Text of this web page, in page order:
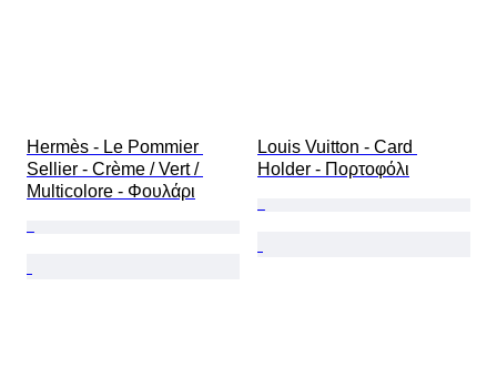
Hermès - Le Pommier
Sellier - Crème / Vert /
Multicolore - Φουλάρι
Louis Vuitton - Card
Holder - Πορτοφόλι